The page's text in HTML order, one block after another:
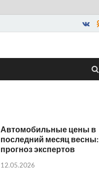
Автомобильные цены в
последний месяц весны:
прогноз экспертов
12.05.2026